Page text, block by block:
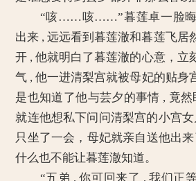
“咳……咳……”暮莲卓一脸晦
出来 , 远远看到暮莲澈和暮莲飞居
开 , 他就明白了暮莲澈的心意，立
气 , 他一进清梨宫就被母妃的贴身
是也知道了他与芸夕的事情 , 竟
就连他想私下问问清梨宫的小宫
只坐了一会，母妃就亲自送他出
什么也不能让暮莲澈知道。
“五弟 , 你可回来了 , 我们正等